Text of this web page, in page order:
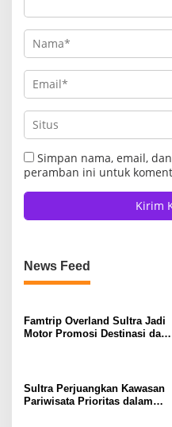
Simpan nama, email,
peramban ini untuk
News Feed
Famtrip Overland Sultra Jadi
Motor Promosi Destinasi dan
Sultra Perjuangkan Kawasan
Pariwisata Prioritas dalam